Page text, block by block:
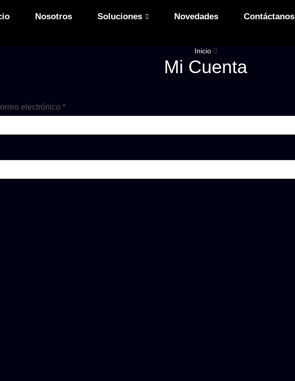
Nosotros Soluciones Novedades Contáctanos
Inicio
Mi Cuenta
electrónico *